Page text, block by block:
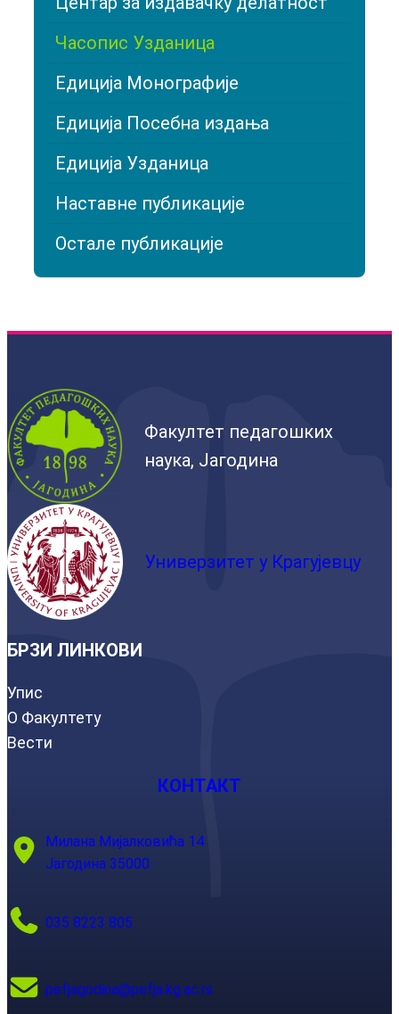
Часопис Узданица
Едиција Монографије
Едиција Посебна издања
Едиција Узданица
Наставне публикације
Остале публикације
Факултет педагошких
наука, Јагодина
Универзитет у Крагујевцу
БРЗИ ЛИНКОВИ
Упис
О Факултету
Вести
КОНТАКТ
Милана Мијалковића 14
Јагодина 35000
035 8223 805
pefjagodina@pefja.kg.ac.rs